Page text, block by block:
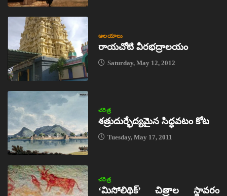
ఆలయాలు
రాయచోటి వీరభద్రాలయం
Saturday, May 12, 2012
చరిత్ర
శత్రుదుర్భేద్యమైన సిద్ధవటం కోట
Tuesday, May 17, 2011
చరిత్ర
‘మిసోలిథిక్‌’ చిత్రాల స్థావరం